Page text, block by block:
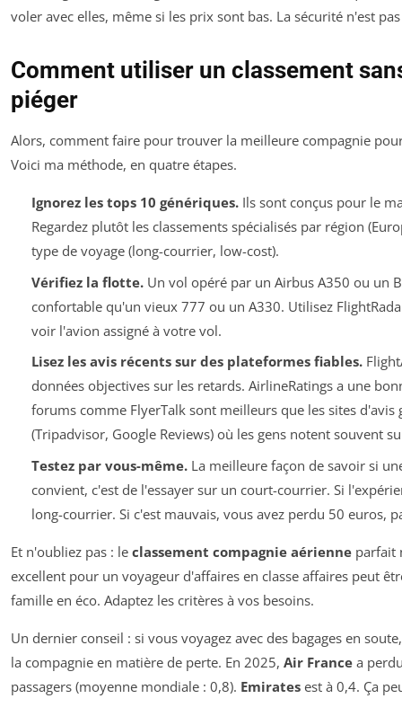
voler avec elles, même si les prix sont bas. La sécurité n'est
Comment utiliser un classement
piéger
Alors, comment faire pour trouver la meilleure compagnie
Voici ma méthode, en quatre étapes.
Ignorez les tops 10 génériques.Ils sont conçus pour le
Regardez plutôt les classements spécialisés par région
type de voyage (long-courrier, low-cost).
Vérifiez la flotte.Un vol opéré par un Airbus A350 ou un
confortable qu'un vieux 777 ou un A330. Utilisez
voir l'avion assigné à votre vol.
Lisez les avis récents sur des plateformes fiables.
données objectives sur les retards. AirlineRatings a une
forums comme FlyerTalk sont meilleurs que les sites d'avis
(Tripadvisor, Google Reviews) où les gens notent souvent
Testez par vous-même.La meilleure façon de savoir si
convient, c'est de l'essayer sur un court-courrier. Si
long-courrier. Si c'est mauvais, vous avez perdu 50 euros,
Et n'oubliez pas : le classement compagnie aérienne parfait
excellent pour un voyageur d'affaires en classe affaires peut
famille en éco. Adaptez les critères à vos besoins.
Un dernier conseil : si vous voyagez avec des bagages en
la compagnie en matière de perte. En 2025, Air France a
passagers (moyenne mondiale : 0,8). Emirates est à 0,4. Ça